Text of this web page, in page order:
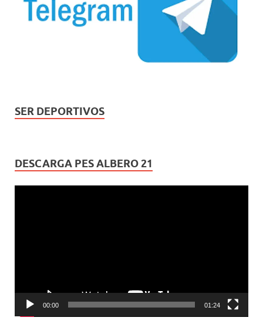
SER DEPORTIVOS
DESCARGA PES ALBERO 21
00:00 01:24